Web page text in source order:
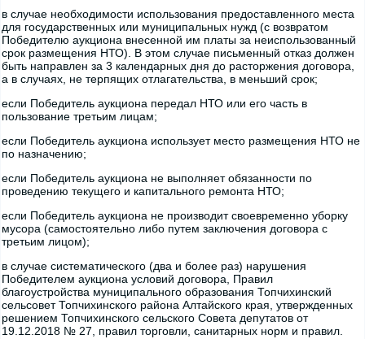
в случае необходимости использования предоставленного места
для государственных или муниципальных нужд (с возвратом
Победителю аукциона внесенной им платы за неиспользованный
срок размещения НТО). В этом случае письменный отказ должен
быть направлен за 3 календарных дня до расторжения договора,
а в случаях, не терпящих отлагательства, в меньший срок;
если Победитель аукциона передал НТО или его часть в
пользование третьим лицам;
если Победитель аукциона использует место размещения НТО не
по назначению;
если Победитель аукциона не выполняет обязанности по
проведению текущего и капитального ремонта НТО;
если Победитель аукциона не производит своевременно уборку
мусора (самостоятельно либо путем заключения договора с
третьим лицом);
в случае систематического (два и более раз) нарушения
Победителем аукциона условий договора, Правил
благоустройства муниципального образования Топчихинский
сельсовет Топчихинского района Алтайского края, утвержденных
решением Топчихинского сельского Совета депутатов от
19.12.2018 № 27, правил торговли, санитарных норм и правил.